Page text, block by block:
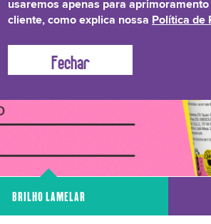
BRILHO LAMELAR
usaremos apenas para
cliente, como explica nossa Política de